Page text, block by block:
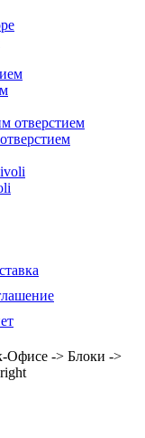
Офисе -> Блоки ->